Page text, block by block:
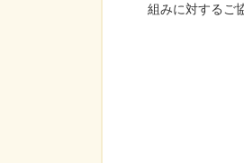
組みに対するご